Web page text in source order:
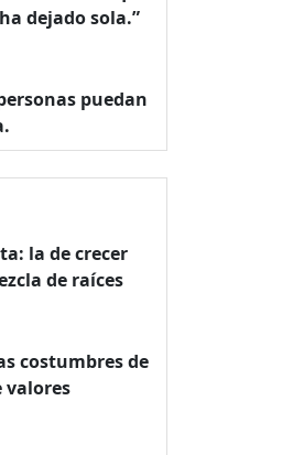
dejado sola.”
puedan
la de crecer
de raíces
costumbres de
valores